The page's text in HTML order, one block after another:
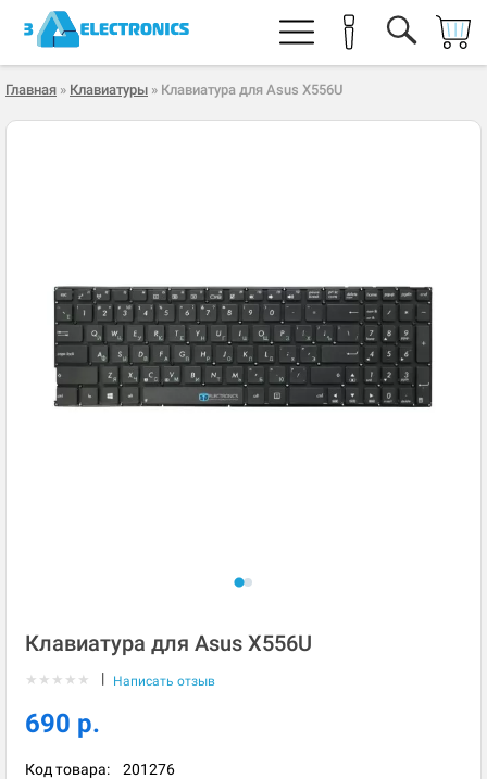
Главная » Клавиатуры » Клавиатура для Asus X556U
Клавиатура для Asus X556U
★ ★ ★ ★ ★ | Написать отзыв
690 р.
Код товара: 201276